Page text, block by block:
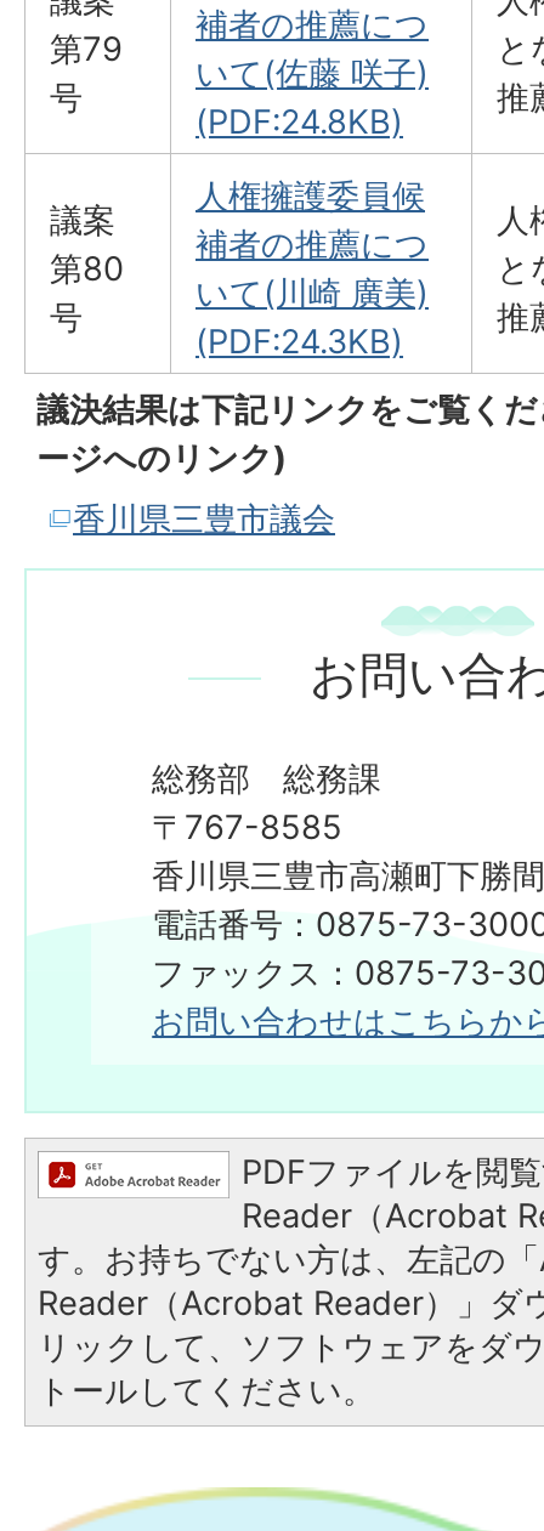
第79
号
補者の推薦につ
いて(佐藤 咲子)
(PDF:24.8KB)
と
推
議案
第80
号
人権擁護委員候
補者の推薦につ
いて(川崎 廣美)
(PDF:24.3KB)
人
と
推
議決結果は下記リンクをご覧く
ージへのリンク)
香川県三豊市議会
お問い合
総務部 総務課
〒767-8585
香川県三豊市高瀬町下勝
電話番号：0875-73-
ファックス：0875-73-
お問い合わせはこちらか
PDFファイルを閲
Reader（Acrobat
す。お持ちでない方は、左記の
Reader（Acrobat Reader）」ダ
リックして、ソフトウェアをダ
トールしてください。